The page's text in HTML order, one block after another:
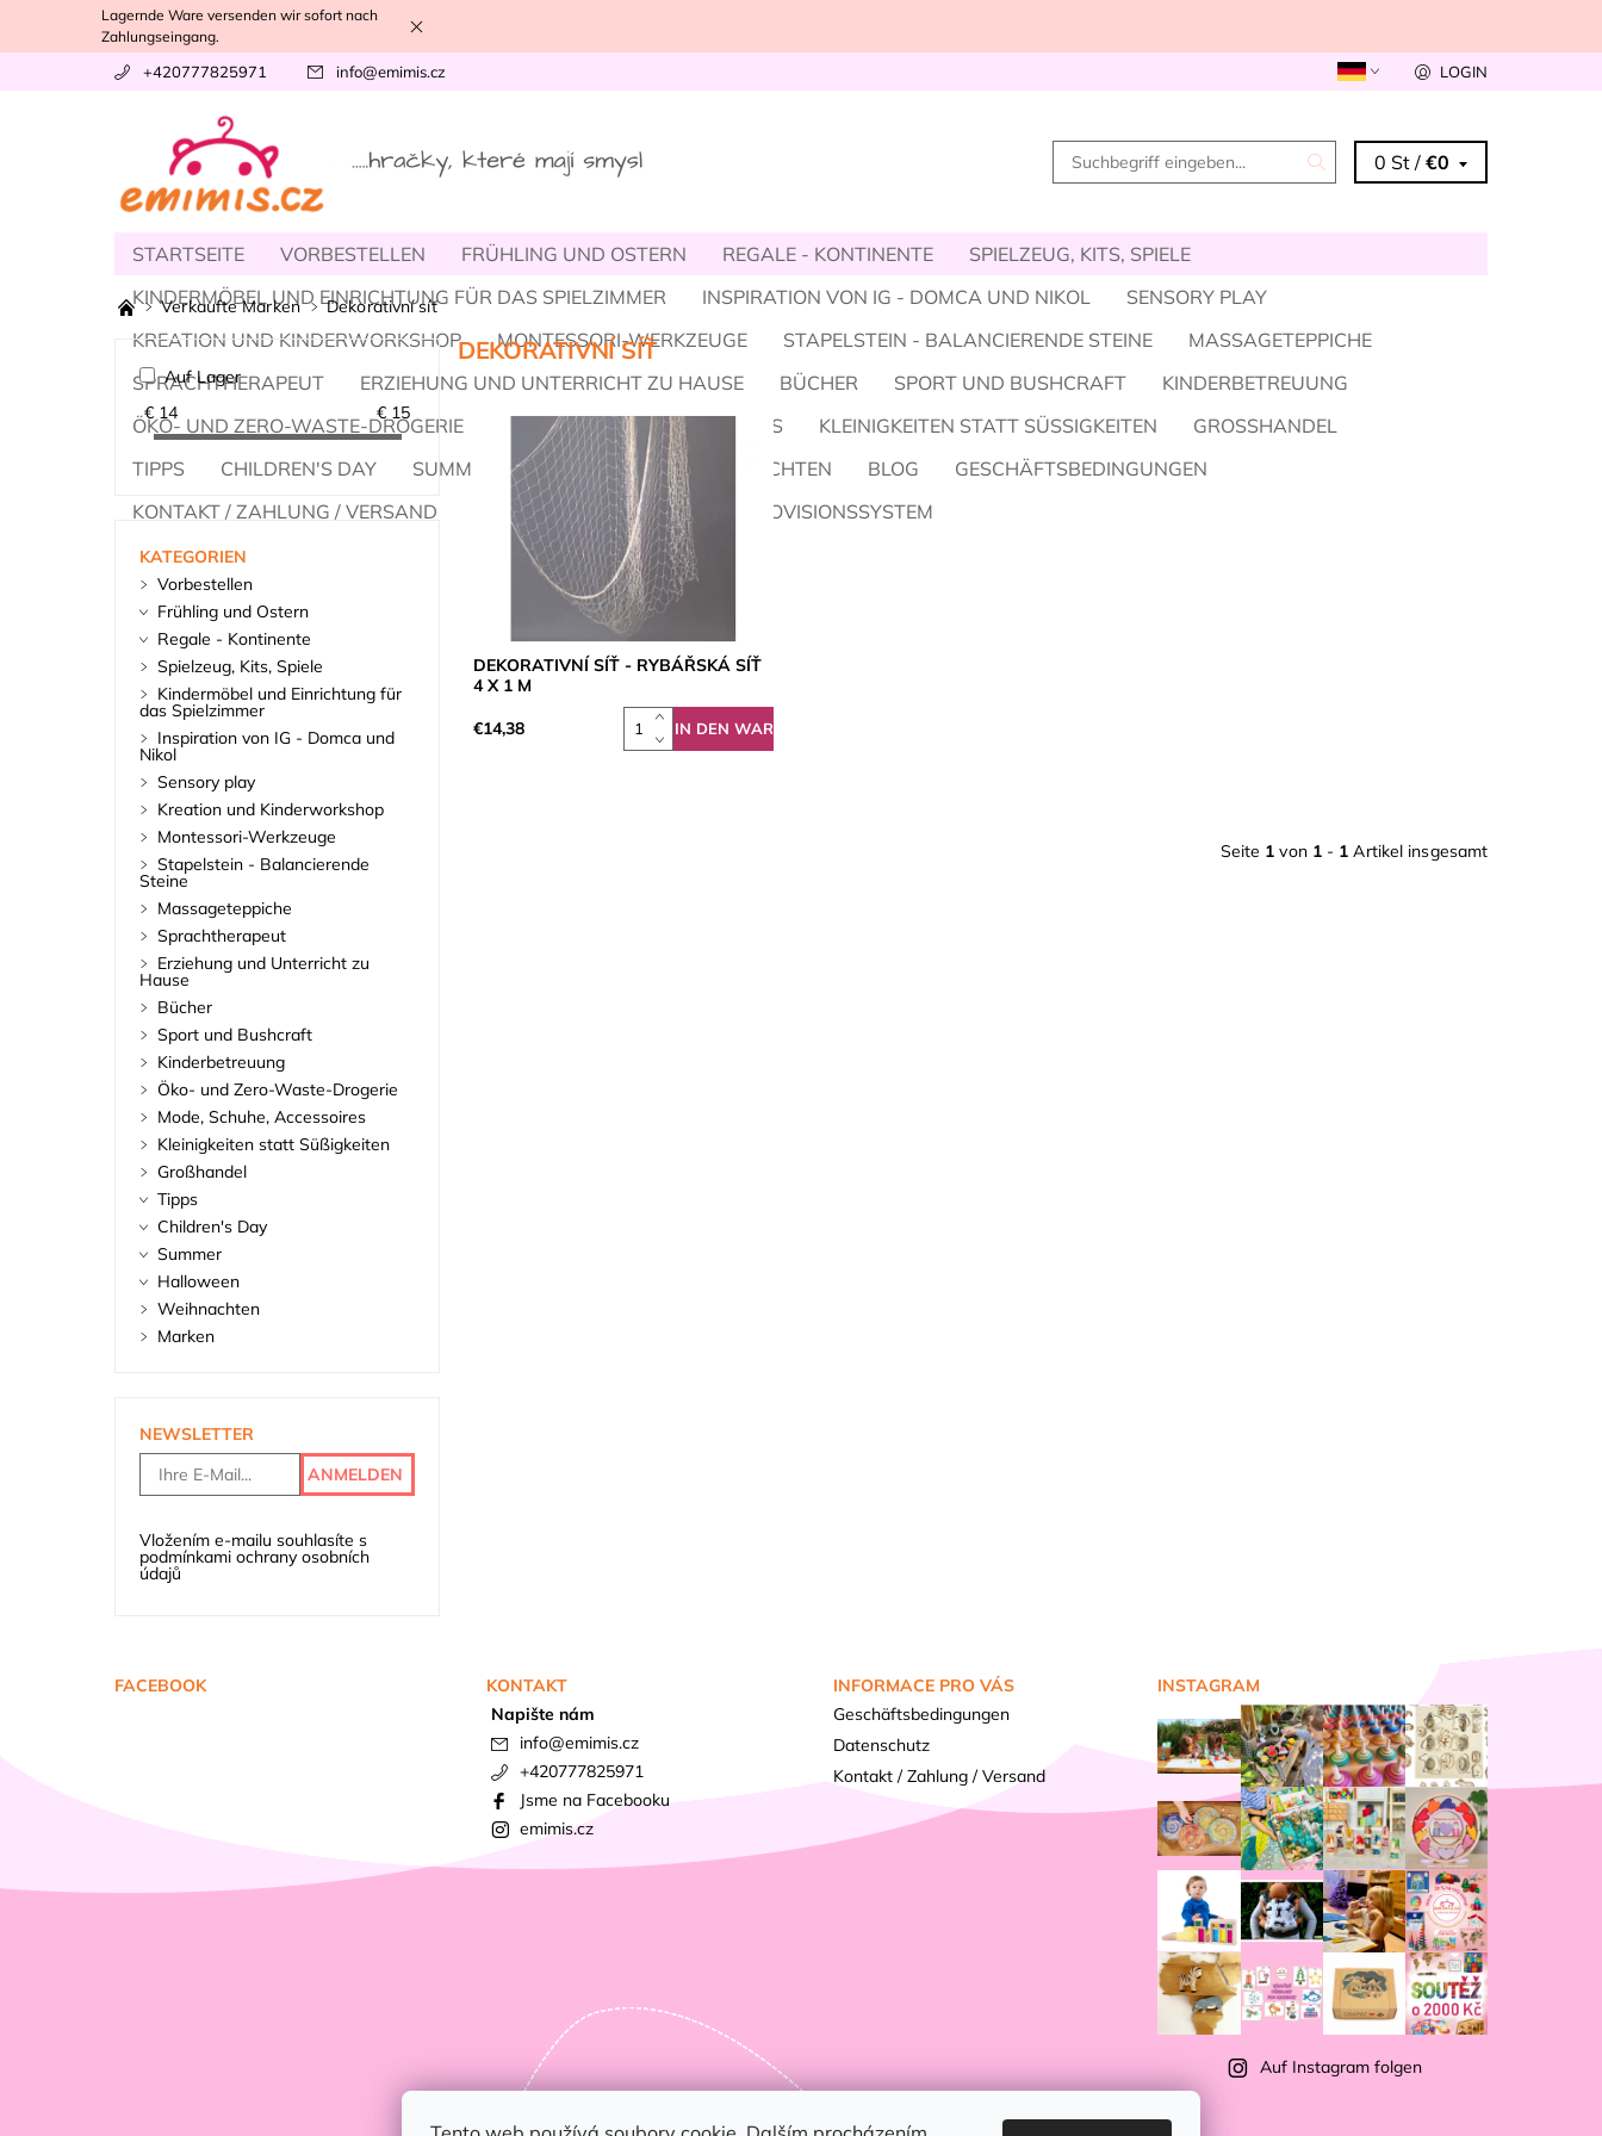
Lagernde Ware versenden wir sofort nach
Zahlungseingang.
+420777825971 info@emimis.cz LOGIN
0 St /€0
STARTSEITE VORBESTELLEN FRÜHLING UND OSTERN REGALE - KONTINENTE
SPIELZEUG, KITS, SPIELE
KINDERMÖBEL UND EINRICHTUNG FÜR DAS SPIELZIMMER
INSPIRATION VON IG - DOMCA UND NIKOL
SENSORY PLAY
KREATION UND KINDERWORKSHOP
MONTESSORI-WERKZEUGE STAPELSTEIN - BALANCIERENDE STEINE
MASSAGETEPPICHE
SPRACHTHERAPEUT
ERZIEHUNG UND UNTERRICHT ZU HAUSE BÜCHER SPORT UND BUSHCRAFT
KINDERBETREUUNG
ÖKO- UND ZERO-WASTE-DROGERIE
MODE, SCHUHE, ACCESSOIRES KLEINIGKEITEN STATT SÜSSIGKEITEN
GROSSHANDEL
TIPPS
CHILDREN'S DAY SUMMER HALLOWEEN WEIHNACHTEN BLOG
GESCHÄFTSBEDINGUNGEN
KONTAKT / ZAHLUNG / VERSAND
UNSER TEAM / ÜBER UNS PROVISIONSSYSTEM
Verkaufte Marken Dekorativní síť
DEKORATIVNÍ SÍŤ
DEKORATIVNÍ SÍŤ - RYBÁŘSKÁ SÍŤ
4 X 1 M
€14,38
Seite 1 von 1- 1 Artikel insgesamt
Auf Lager
€ 14 € 15
KATEGORIEN
Vorbestellen
Frühling und Ostern
Regale - Kontinente
Spielzeug, Kits, Spiele
Kindermöbel und Einrichtung für
das Spielzimmer
Inspiration von IG - Domca und
Nikol
Sensory play
Kreation und Kinderworkshop
Montessori-Werkzeuge
Stapelstein - Balancierende
Steine
Massageteppiche
Sprachtherapeut
Erziehung und Unterricht zu
Hause
Bücher
Sport und Bushcraft
Kinderbetreuung
Öko- und Zero-Waste-Drogerie
Mode, Schuhe, Accessoires
Kleinigkeiten statt Süßigkeiten
Großhandel
Tipps
Children's Day
Summer
Halloween
Weihnachten
Marken
NEWSLETTER
Vložením e-mailu souhlasíte s
podmínkami ochrany osobních
údajů
FACEBOOK
KONTAKT
Napište nám
info@emimis.cz
+420777825971
Jsme na Facebooku
emimis.cz
INFORMACE PRO VÁS
Geschäftsbedingungen
Datenschutz
Kontakt / Zahlung / Versand
INSTAGRAM
Auf Instagram folgen